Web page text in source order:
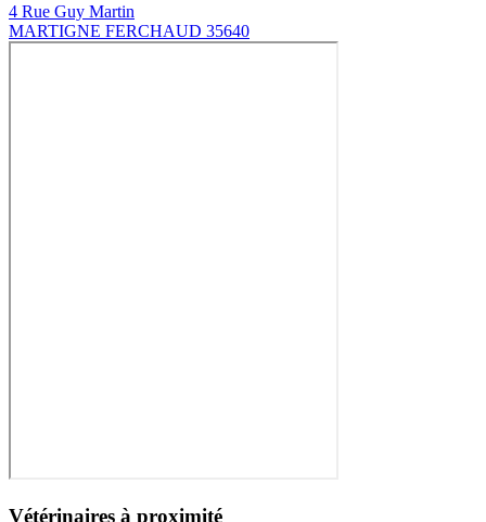
4 Rue Guy Martin
MARTIGNE FERCHAUD 35640
Vétérinaires à proximité